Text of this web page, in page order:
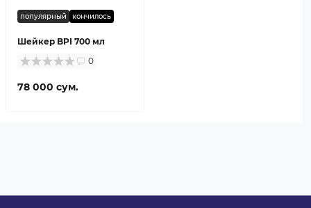
популярный кончилось
Шейкер BPI 700 мл
0
78 000 сум.